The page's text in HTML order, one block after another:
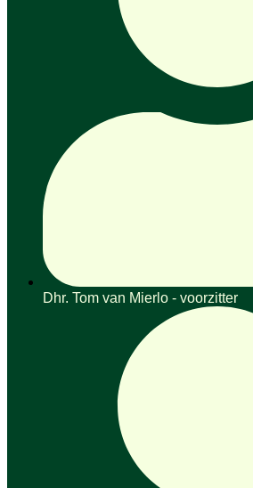
Dhr. Tom van Mierlo - voorzitter